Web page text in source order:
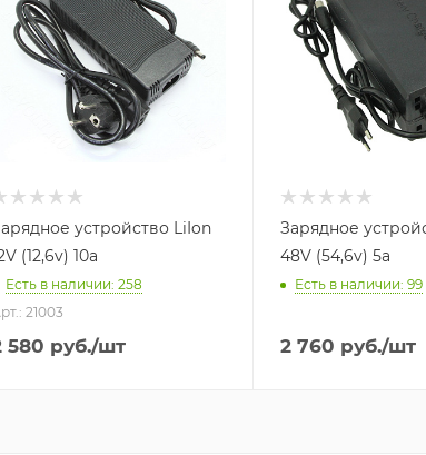
устройство LiIon
(12,6v) 10a
Есть в наличии: 258
21003
580 руб./шт
Зарядное
48V (54,6v) 5a
Есть в наличии: 99
2 760 руб./шт